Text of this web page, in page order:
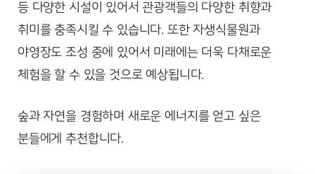
등 다양한 시설이 있어서 관광객들의 다양한 취향과
취미를 충족시킬 수 있습니다. 또한 자생식물원과
야영장도 조성 중에 있어서 미래에는 더욱 다채로운
체험을 할 수 있을 것으로 예상됩니다.
숲과 자연을 경험하며 새로운 에너지를 얻고 싶은
분들에게 추천합니다.